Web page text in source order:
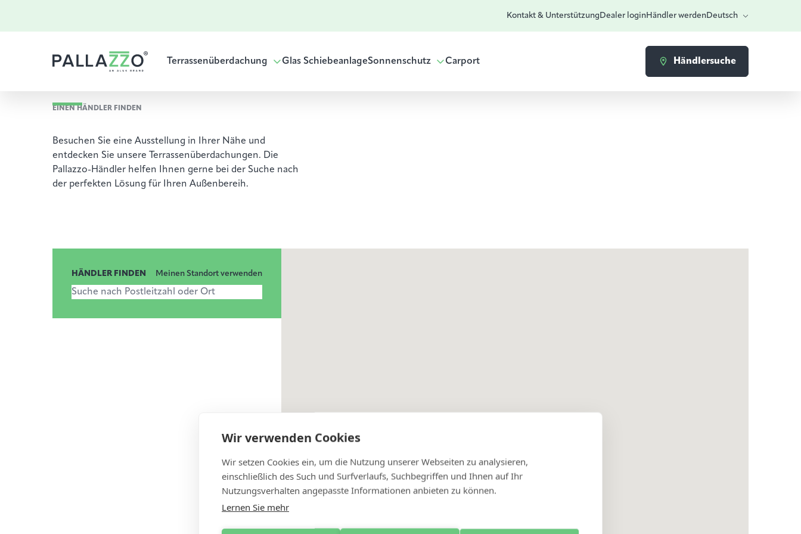
Wir verwenden Cookies
Wir setzen Cookies ein, um die Nutzung unserer Webseiten zu analysieren,
einschließlich des Such und Surfverlaufs, Suchbegriffen und Ihnen auf Ihr
Nutzungsverhalten angepasste Informationen anbieten zu können.
Lernen Sie mehr
Kontakt & UnterstützungDealer loginHändler werdenDeutsch
Terrassenüberdachung Glas SchiebeanlageSonnenschutz Carport Händlersuche
EINEN HÄNDLER FINDEN
FACHPARTNER
Besuchen Sie eine Ausstellung in Ihrer Nähe und
entdecken Sie unsere Terrassenüberdachungen. Die
Pallazzo-Händler helfen Ihnen gerne bei der Suche nach
der perfekten Lösung für Ihren Außenbereih.
HÄNDLER FINDEN Meinen Standort verwenden
Suche nach Postleitzahl oder Ort